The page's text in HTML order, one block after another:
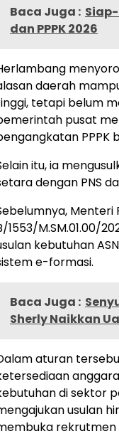
Baca Juga : Siap-
dan PPPK 2026
daerah
tetapi belum
pusat
PPPK
itu, ia
dengan PNS
Menteri
1553/M.SM.01.00/
kebutuhan
e-formasi.
Baca Juga :
Sherly Naikkan
aturan
di sektor
usulan
rekrutmen